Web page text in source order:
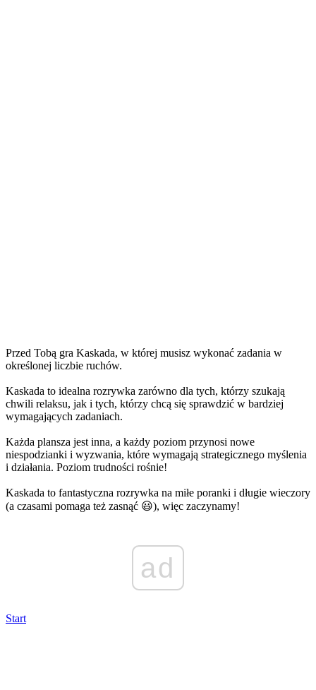
Przed Tobą gra Kaskada, w której musisz wykonać zadania w
określonej liczbie ruchów.
Kaskada to idealna rozrywka zarówno dla tych, którzy szukają
chwili relaksu, jak i tych, którzy chcą się sprawdzić w bardziej
wymagających zadaniach.
Każda plansza jest inna, a każdy poziom przynosi nowe
niespodzianki i wyzwania, które wymagają strategicznego myślenia
i działania. Poziom trudności rośnie!
Kaskada to fantastyczna rozrywka na miłe poranki i długie wieczory
(a czasami pomaga też zasnąć 😃), więc zaczynamy!
ad
Start